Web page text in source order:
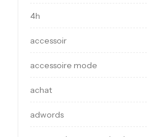
4h
accessoir
accessoire mode
achat
adwords